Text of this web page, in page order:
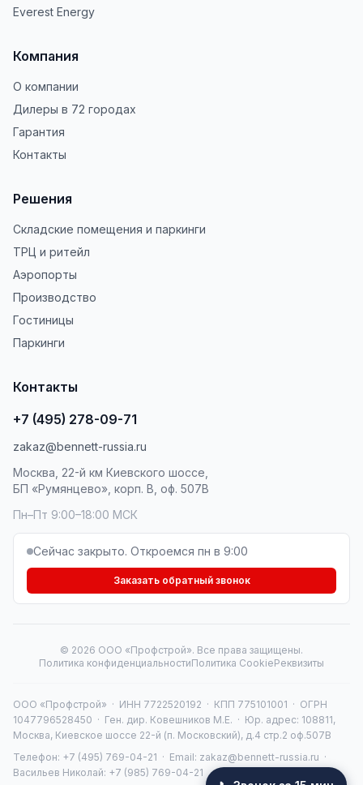
Everest Energy
Компания
О компании
Дилеры в 72 городах
Гарантия
Контакты
Решения
Складские помещения и паркинги
ТРЦ и ритейл
Аэропорты
Производство
Гостиницы
Паркинги
Контакты
+7 (495) 278-09-71
zakaz@bennett-russia.ru
Москва, 22-й км Киевского шоссе,
БП «Румянцево», корп. В, оф. 507В
Пн–Пт 9:00–18:00 МСК
Сейчас закрыто. Откроемся пн в 9:00
Заказать обратный звонок
© 2026 ООО «Профстрой». Все права защищены.
Политика конфиденциальностиПолитика CookieРеквизиты
ООО «Профстрой» · ИНН 7722520192 · КПП 775101001 · ОГРН
1047796528450 · Ген. дир. Ковешников М.Е. · Юр. адрес: 108811,
Москва, Киевское шоссе 22-й (п. Московский), д.4 стр.2 оф.507В
Телефон: +7 (495) 769-04-21 · Email: zakaz@bennett-russia.ru ·
Васильев Николай: +7 (985) 769-04-21